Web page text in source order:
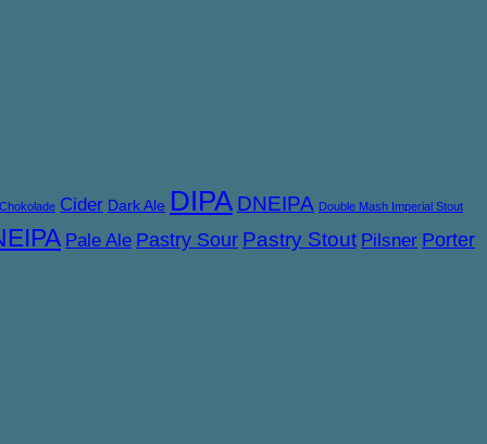
Chokolade Cider Dark Ale DIPA DNEIPA Double Mash Imperial Stout
Pale Ale Pastry Sour Pastry Stout Pilsner Porter